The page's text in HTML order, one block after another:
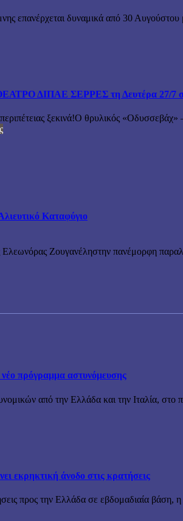
επανέρχεται δυναμικά από 30 Αυγούστου
ΔΙΠΑΕ ΣΕΡΡΕΣ τη Δευτέρα 27/7
ξεκινά!Ο θρυλικός «Οδυσσεβάχ» –
Καταφύγιο
Ζουγανέληστην πανέμορφη
νέο πρόγραμμα αστυνόμευσης
από την Ελλάδα και την Ιταλία, στο
εκρηκτική άνοδο στις κρατήσεις
προς την Ελλάδα σε εβδομαδιαία βάση, η